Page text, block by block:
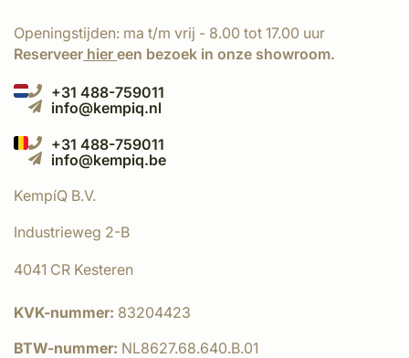
Openingstijden: ma t/m vrij - 8.00 tot 17.00 uur
Reserveer hier een bezoek in onze showroom.
+31 488-759011
info@kempiq.nl
+31 488-759011
info@kempiq.be
KempíQ B.V.
Industrieweg 2-B
4041 CR Kesteren
KVK-nummer: 83204423
BTW-nummer: NL8627.68.640.B.01